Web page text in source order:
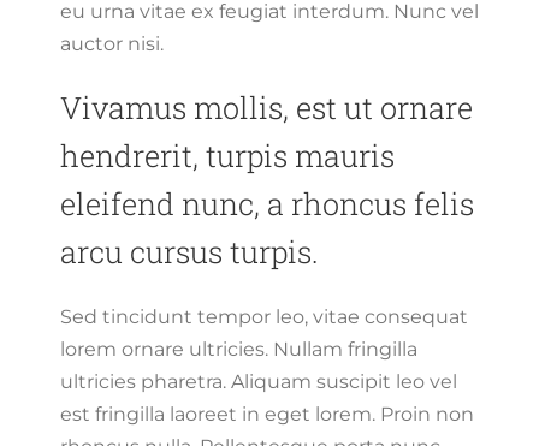
eu urna vitae ex feugiat interdum. Nunc vel
auctor nisi.
Vivamus mollis, est ut ornare
hendrerit, turpis mauris
eleifend nunc, a rhoncus felis
arcu cursus turpis.
Sed tincidunt tempor leo, vitae consequat
lorem ornare ultricies. Nullam fringilla
ultricies pharetra. Aliquam suscipit leo vel
est fringilla laoreet in eget lorem. Proin non